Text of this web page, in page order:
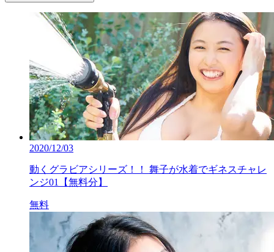
2020/12/03
動くグラビアシリーズ！！ 舞子が水着でギネスチャレ
ンジ01【無料分】
無料